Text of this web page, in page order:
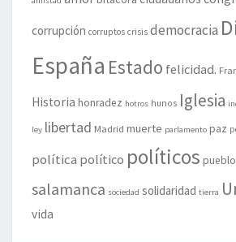
corrupción corruptos crisis democracia
España Estado felicidad.
Historia honradez hotros hunos Iglesia
ley libertad Madrid muerte parlamento paz
política político políticos pueblo
salamanca sociedad solidaridad tierra
vida